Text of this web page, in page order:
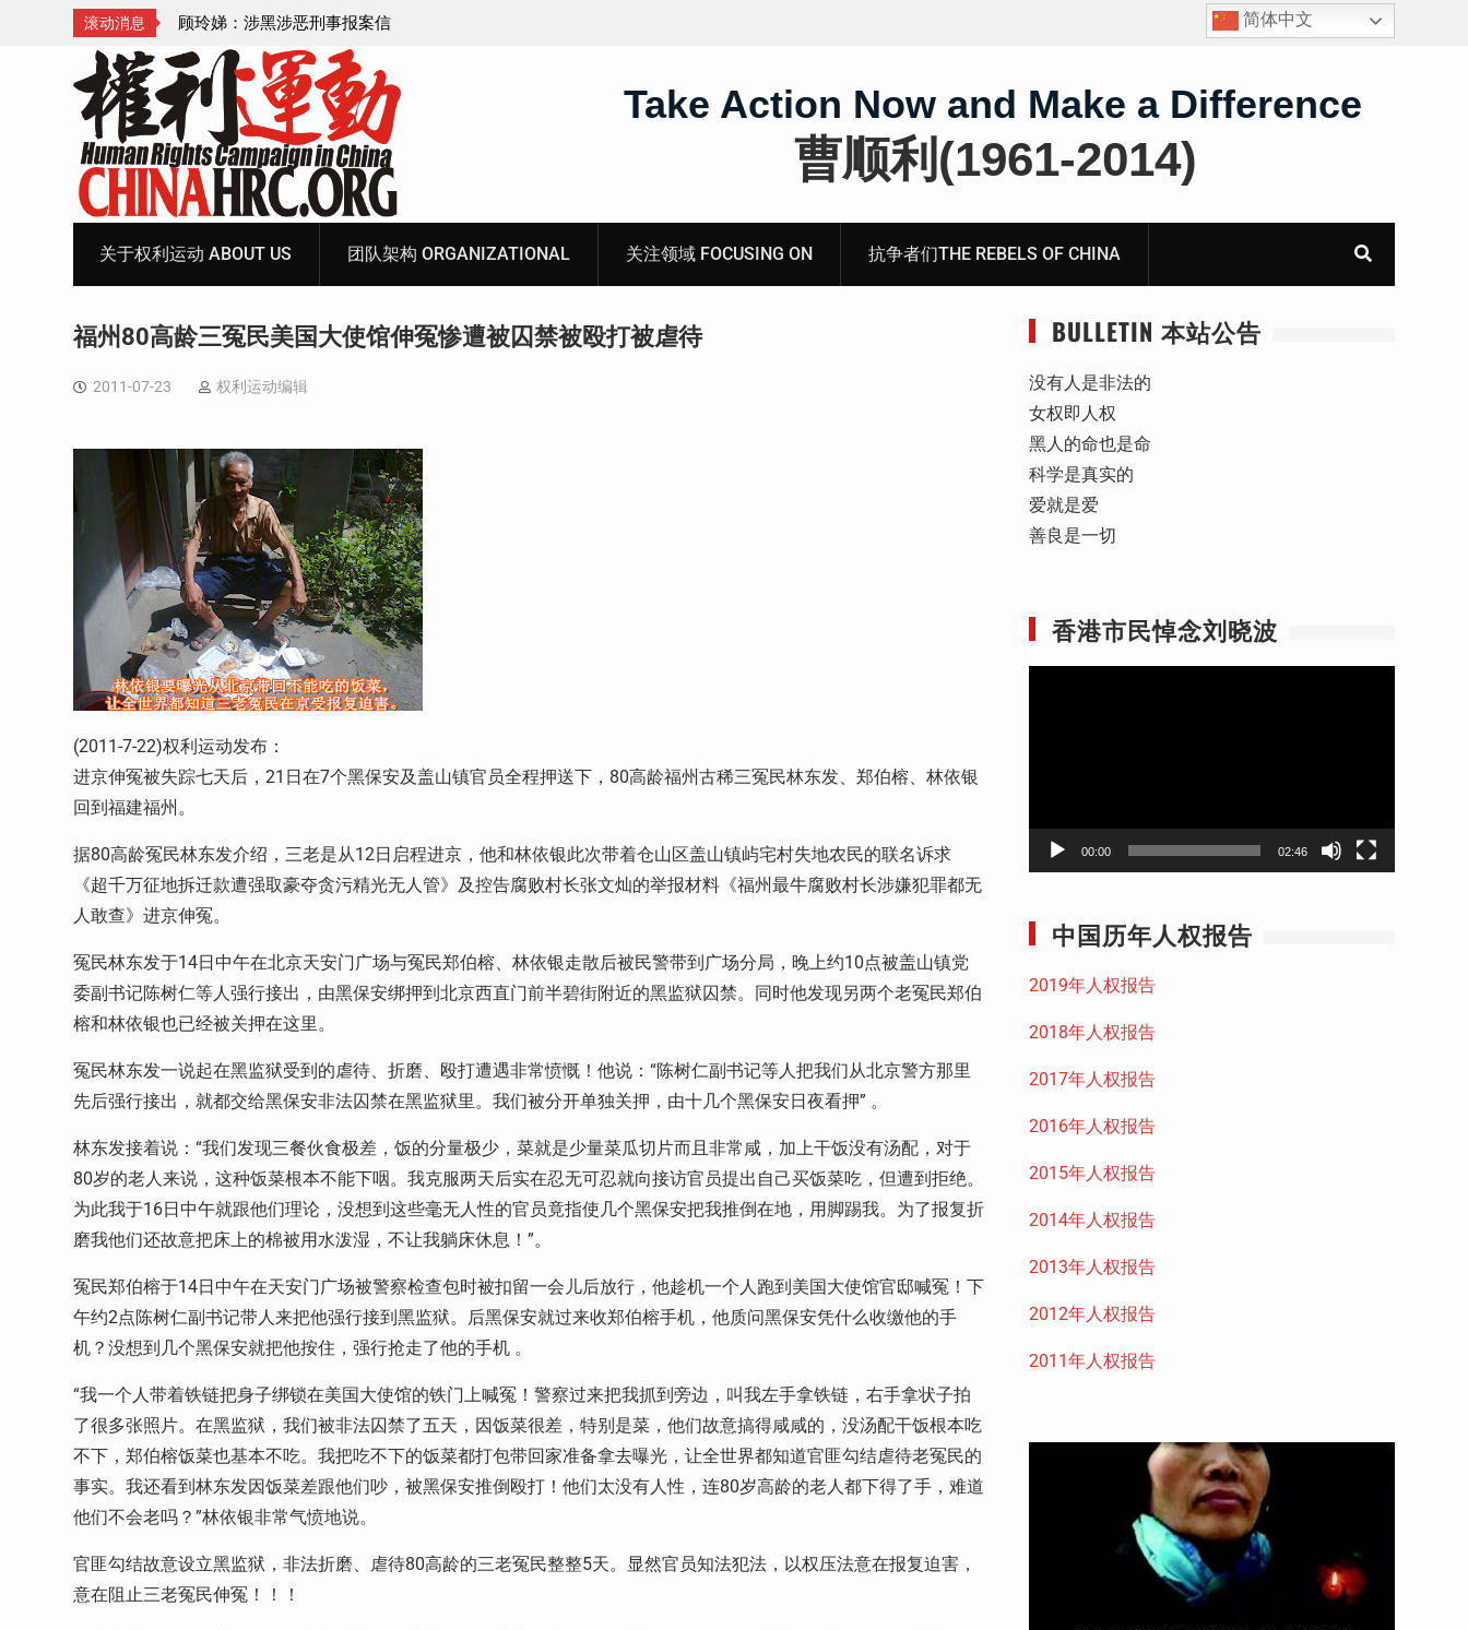
滚动消息
的人与公义的神 顾玲娣：涉黑涉恶刑事报案信
死人用的元宝，活人干的奴工——咸阳市渭城区看守所
简体中文
Take Action Now and Make a Difference
曹顺利(1961-2014)
关于权利运动 ABOUT US 团队架构 ORGANIZATIONAL 关注领域 FOCUSING ON 抗争者们THE REBELS OF CHINA
福州80高龄三冤民美国大使馆伸冤惨遭被囚禁被殴打被虐待
2011-07-23 权利运动编辑
(2011-7-22)权利运动发布：
进京伸冤被失踪七天后，21日在7个黑保安及盖山镇官员全程押送下，80高龄福州古稀三冤民林东发、郑伯榕、林依银
回到福建福州。
据80高龄冤民林东发介绍，三老是从12日启程进京，他和林依银此次带着仓山区盖山镇屿宅村失地农民的联名诉求
《超千万征地拆迁款遭强取豪夺贪污精光无人管》及控告腐败村长张文灿的举报材料《福州最牛腐败村长涉嫌犯罪都无
人敢查》进京伸冤。
冤民林东发于14日中午在北京天安门广场与冤民郑伯榕、林依银走散后被民警带到广场分局，晚上约10点被盖山镇党
委副书记陈树仁等人强行接出，由黑保安绑押到北京西直门前半碧街附近的黑监狱囚禁。同时他发现另两个老冤民郑伯
榕和林依银也已经被关押在这里。
冤民林东发一说起在黑监狱受到的虐待、折磨、殴打遭遇非常愤慨！他说：“陈树仁副书记等人把我们从北京警方那里
先后强行接出，就都交给黑保安非法囚禁在黑监狱里。我们被分开单独关押，由十几个黑保安日夜看押” 。
林东发接着说：“我们发现三餐伙食极差，饭的分量极少，菜就是少量菜瓜切片而且非常咸，加上干饭没有汤配，对于
80岁的老人来说，这种饭菜根本不能下咽。我克服两天后实在忍无可忍就向接访官员提出自己买饭菜吃，但遭到拒绝。
为此我于16日中午就跟他们理论，没想到这些毫无人性的官员竟指使几个黑保安把我推倒在地，用脚踢我。为了报复折
磨我他们还故意把床上的棉被用水泼湿，不让我躺床休息！”。
冤民郑伯榕于14日中午在天安门广场被警察检查包时被扣留一会儿后放行，他趁机一个人跑到美国大使馆官邸喊冤！下
午约2点陈树仁副书记带人来把他强行接到黑监狱。后黑保安就过来收郑伯榕手机，他质问黑保安凭什么收缴他的手
机？没想到几个黑保安就把他按住，强行抢走了他的手机 。
“我一个人带着铁链把身子绑锁在美国大使馆的铁门上喊冤！警察过来把我抓到旁边，叫我左手拿铁链，右手拿状子拍
了很多张照片。在黑监狱，我们被非法囚禁了五天，因饭菜很差，特别是菜，他们故意搞得咸咸的，没汤配干饭根本吃
不下，郑伯榕饭菜也基本不吃。我把吃不下的饭菜都打包带回家准备拿去曝光，让全世界都知道官匪勾结虐待老冤民的
事实。我还看到林东发因饭菜差跟他们吵，被黑保安推倒殴打！他们太没有人性，连80岁高龄的老人都下得了手，难道
他们不会老吗？”林依银非常气愤地说。
官匪勾结故意设立黑监狱，非法折磨、虐待80高龄的三老冤民整整5天。显然官员知法犯法，以权压法意在报复迫害，
意在阻止三老冤民伸冤！！！
BULLETIN 本站公告
没有人是非法的
女权即人权
黑人的命也是命
科学是真实的
爱就是爱
善良是一切
香港市民悼念刘晓波
00:00 02:46
中国历年人权报告
2019年人权报告
2018年人权报告
2017年人权报告
2016年人权报告
2015年人权报告
2014年人权报告
2013年人权报告
2012年人权报告
2011年人权报告